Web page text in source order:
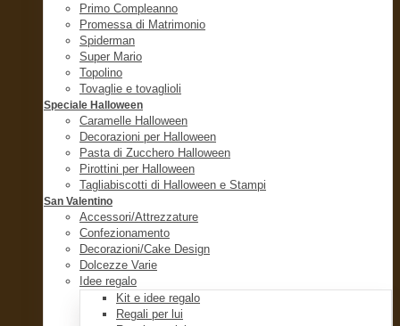
Primo Compleanno
Promessa di Matrimonio
Spiderman
Super Mario
Topolino
Tovaglie e tovaglioli
Speciale Halloween
Caramelle Halloween
Decorazioni per Halloween
Pasta di Zucchero Halloween
Pirottini per Halloween
Tagliabiscotti di Halloween e Stampi
San Valentino
Accessori/Attrezzature
Confezionamento
Decorazioni/Cake Design
Dolcezze Varie
Idee regalo
Kit e idee regalo
Regali per lui